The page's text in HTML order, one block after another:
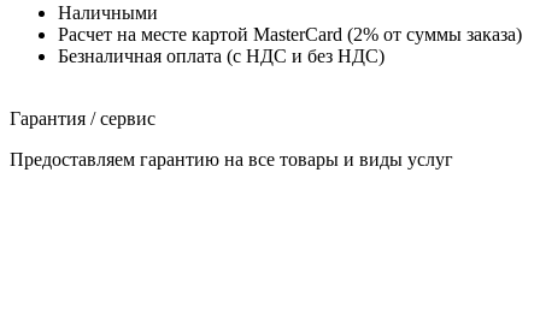
Наличными
Расчет на месте картой MasterCard (2% от суммы заказа)
Безналичная оплата (с НДС и без НДС)
Гарантия / сервис
Предоставляем гарантию на все товары и виды услуг